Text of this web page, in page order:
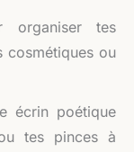
organiser tes
cosmétiques ou
écrin poétique
tes pinces à